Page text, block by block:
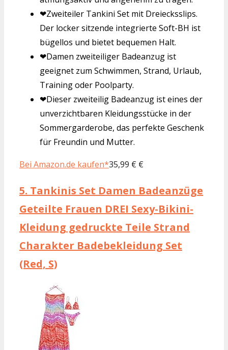
❤Zweiteiler Tankini Set mit Dreiecksslips.
Der locker sitzende integrierte Soft-BH ist
bügellos und bietet bequemen Halt.
❤Damen zweiteiliger Badeanzug ist
geeignet zum Schwimmen, Strand, Urlaub,
Training oder Poolparty.
❤Dieser zweiteilig Badeanzug ist eines der
unverzichtbaren Kleidungsstücke in der
Sommergarderobe, das perfekte Geschenk
für Freundin und Mutter.
Bei Amazon.de kaufen*35,99 € €
5. Tankinis Set Damen Badeanzüge
Geteilte Frauen DREI Sexy-Bikini-
Kleidung gedruckte Teile Strand
Charakter Badebekleidung Set
(Red, S)